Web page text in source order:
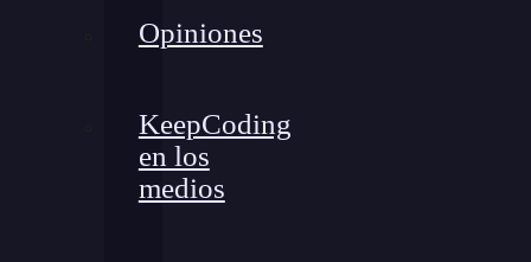
Opiniones
KeepCoding
en los
medios